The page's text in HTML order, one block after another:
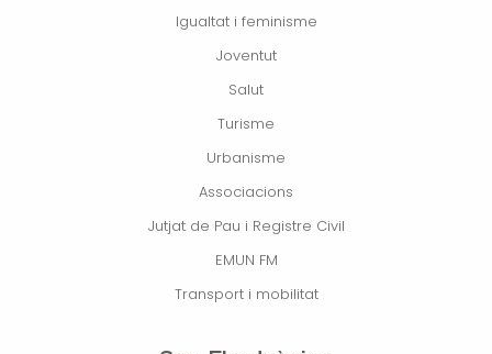
Igualtat i feminisme
Joventut
Salut
Turisme
Urbanisme
Associacions
Jutjat de Pau i Registre Civil
EMUN FM
Transport i mobilitat